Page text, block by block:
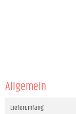
Allgemein
Lieferumfang